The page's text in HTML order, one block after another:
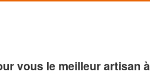
vous le meilleur artisan à